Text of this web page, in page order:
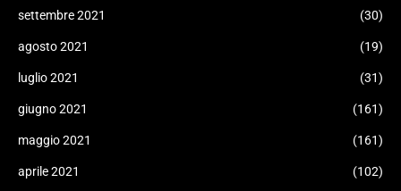
settembre 2021 (30)
agosto 2021 (19)
luglio 2021 (31)
giugno 2021 (161)
maggio 2021 (161)
aprile 2021 (102)